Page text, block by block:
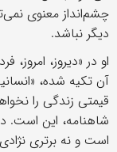
چشم‌انداز معنوی
دیگر نباشد.
او در «دیروز،
آن تکیه شده،
قیمتی زندگی را
شاهنامه، این است.
است و نه برتری